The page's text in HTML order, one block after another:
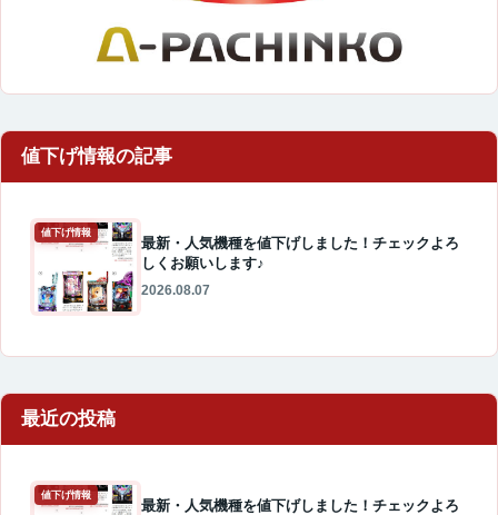
値下げ情報
最新・人気機種を値下げしました！チェックよろ
しくお願いします♪
2026.08.07
最近の投稿
値下げ情報
最新・人気機種を値下げしました！チェックよろ